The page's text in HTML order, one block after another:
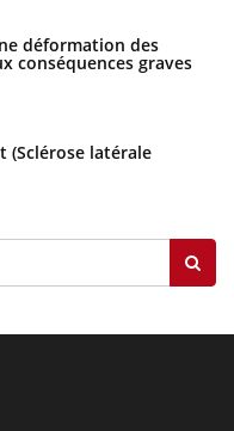
déformation des
conséquences graves
(Sclérose latérale